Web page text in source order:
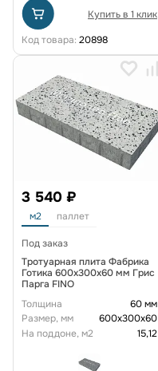
Купить в 1 клик
Код товара: 20898
3 540 ₽
м2 паллет
Под заказ
Тротуарная плита Фабрика
Готика 600х300х60 мм Грис
Парга FINO
Толщина
60 мм
Размер, мм
600х300х60
На поддоне, м2
15,12